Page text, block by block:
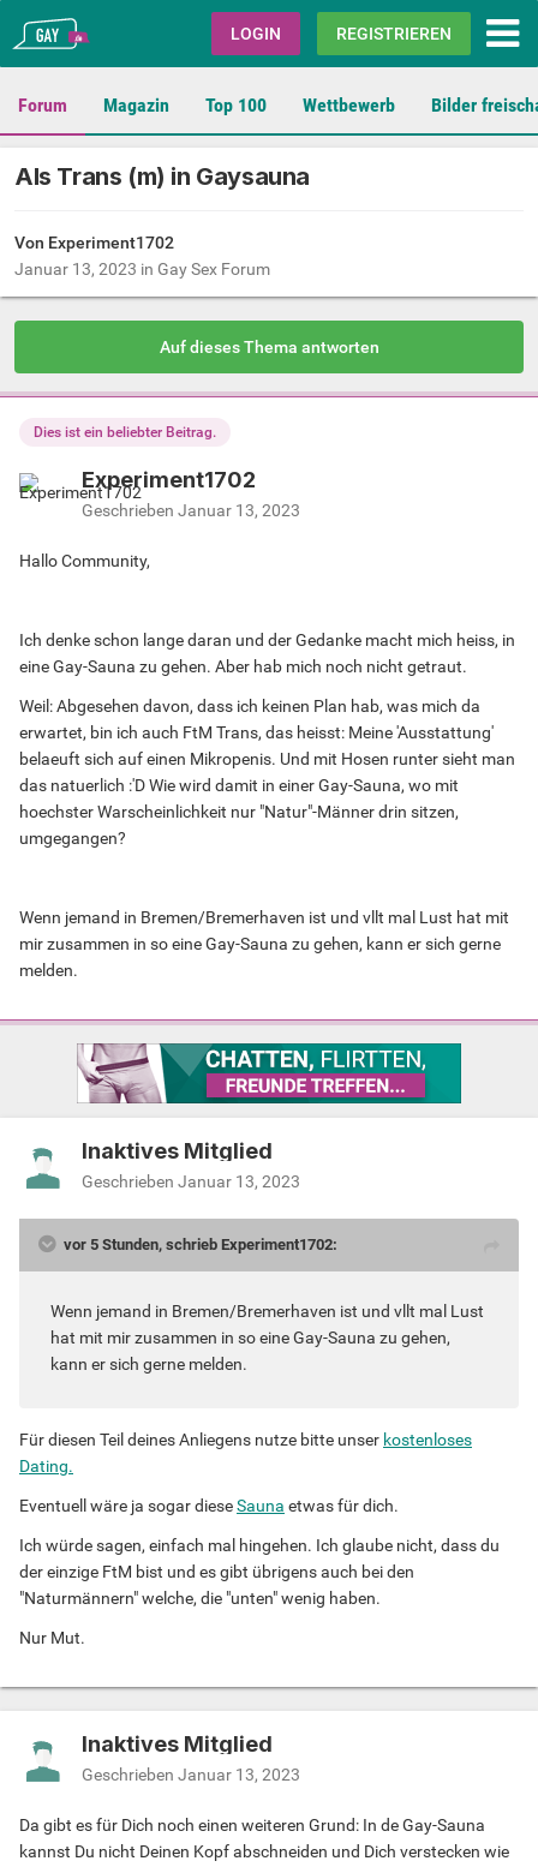
Gay.de LOGIN REGISTRIEREN
Forum Magazin Top 100 Wettbewerb Bilder
Als Trans (m) in Gaysauna
Von Experiment1702
Januar 13, 2023 in Gay Sex Forum
Auf dieses Thema antworten
Dies ist ein beliebter Beitrag.
Experiment1702
Geschrieben Januar 13, 2023
Hallo Community,
Ich denke schon lange daran und der Gedanke macht mich heiss, in
eine Gay-Sauna zu gehen. Aber hab mich noch nicht getraut.
Weil: Abgesehen davon, dass ich keinen Plan hab, was mich da
erwartet, bin ich auch FtM Trans, das heisst: Meine 'Ausstattung'
belaeuft sich auf einen Mikropenis. Und mit Hosen runter sieht man
das natuerlich :'D Wie wird damit in einer Gay-Sauna, wo mit
hoechster Warscheinlichkeit nur "Natur"-Männer drin sitzen,
umgegangen?
Wenn jemand in Bremen/Bremerhaven ist und vllt mal Lust hat mit
mir zusammen in so eine Gay-Sauna zu gehen, kann er sich gerne
melden.
Inaktives Mitglied
Geschrieben Januar 13, 2023
vor 5 Stunden, schrieb Experiment1702:
Wenn jemand in Bremen/Bremerhaven ist und vllt mal Lust
hat mit mir zusammen in so eine Gay-Sauna zu gehen,
kann er sich gerne melden.
Für diesen Teil deines Anliegens nutze bitte unser kostenloses
Dating.
Eventuell wäre ja sogar dieseSauna etwas für dich.
Ich würde sagen, einfach mal hingehen. Ich glaube nicht, dass du
der einzige FtM bist und es gibt übrigens auch bei den
"Naturmännern" welche, die "unten" wenig haben.
Nur Mut.
Inaktives Mitglied
Geschrieben Januar 13, 2023
Da gibt es für Dich noch einen weiteren Grund: In de Gay-Sauna
kannst Du nicht Deinen Kopf abschneiden und Dich verstecken wie